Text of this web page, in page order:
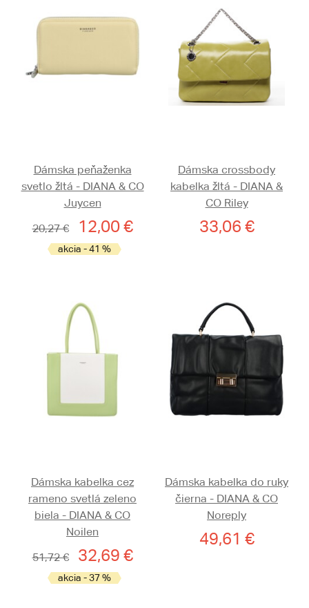
Dámska peňaženka
svetlo žltá - DIANA & CO
Juycen
20,27 €
12,00 €
akcia - 41 %
Dámska crossbody
kabelka žltá - DIANA &
CO Riley
33,06 €
Dámska kabelka cez
rameno svetlá zeleno
biela - DIANA & CO
Noilen
51,72 €
32,69 €
akcia - 37 %
Dámska kabelka do ruky
čierna - DIANA & CO
Noreply
49,61 €